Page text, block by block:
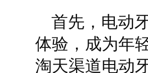
首先，电动
体验，成为年
淘天渠道电动